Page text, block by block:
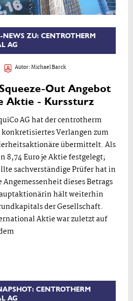
NEWS ZU: CENTROTHERM
AG
Autor:Michael Barck
Out Angebot
Aktie - Kurssturz
AG hat der centrotherm
Verlangen zum
übermittelt. Als
8,74 Euro je Aktie festgelegt;
sachverständige Prüfer hat in
dieses Betrags
hält weiterhin
der Gesellschaft.
Aktie war zuletzt auf
CENTROTHERM
AG